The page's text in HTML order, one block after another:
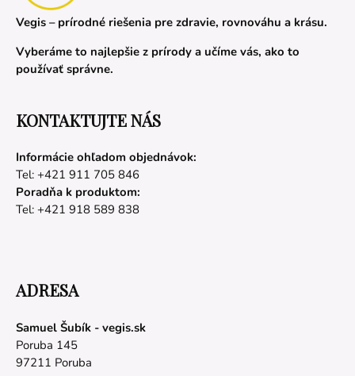
Vegis – prírodné riešenia pre zdravie, rovnováhu a krásu.
Vyberáme to najlepšie z prírody a učíme vás, ako to
používať správne.
KONTAKTUJTE NÁS
Informácie ohľadom objednávok:
Tel: +421 911 705 846
Poradňa k produktom:
Tel: +421 918 589 838
ADRESA
Samuel Šubík - vegis.sk
Poruba 145
97211 Poruba